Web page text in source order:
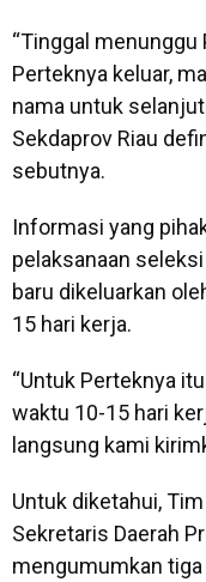
“Tinggal menunggu
Perteknya keluar,
nama untuk
Sekdaprov Riau
sebutnya.
Informasi yang
pelaksanaan
baru dikeluarkan
15 hari kerja.
“Untuk Perteknya
waktu 10-15 hari
langsung kami
Untuk diketahui,
Sekretaris Daerah
mengumumkan